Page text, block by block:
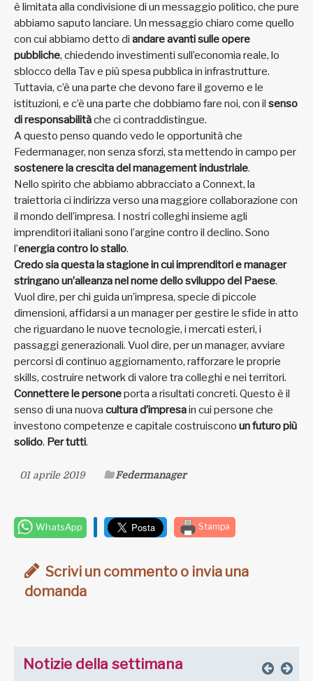
è limitata alla condivisione di un messaggio politico, che pure
abbiamo saputo lanciare. Un messaggio chiaro come quello
con cui abbiamo detto di andare avanti sulle opere
pubbliche, chiedendo investimenti sull’economia reale, lo
sblocco della Tav e più spesa pubblica in infrastrutture.
Tuttavia, c’è una parte che devono fare il governo e le
istituzioni, e c’è una parte che dobbiamo fare noi, con il senso
di responsabilitàche ci contraddistingue.
A questo penso quando vedo le opportunità che
Federmanager, non senza sforzi, sta mettendo in campo per
sostenere la crescita del management industriale.
Nello spirito che abbiamo abbracciato a Connext, la
traiettoria ci indirizza verso una maggiore collaborazione con
il mondo dell’impresa. I nostri colleghi insieme agli
imprenditori italiani sono l’argine contro il declino. Sono
l’energia contro lo stallo.
Credo sia questa la stagione in cui imprenditori e manager
stringano un’alleanza nel nome dello sviluppo del Paese.
Vuol dire, per chi guida un’impresa, specie di piccole
dimensioni, affidarsi a un manager per gestire le sfide in atto
che riguardano le nuove tecnologie, i mercati esteri, i
passaggi generazionali. Vuol dire, per un manager, avviare
percorsi di continuo aggiornamento, rafforzare le proprie
skills, costruire network di valore tra colleghi e nei territori.
Connettere le personeporta a risultati concreti. Questo è il
senso di una nuova cultura d’impresain cui persone che
investono competenze e capitale costruiscono un futuro più
solido. Per tutti.
01 aprile 2019 Federmanager
WhatsApp Stampa
Scrivi un commento o invia una
domanda
Notizie della settimana